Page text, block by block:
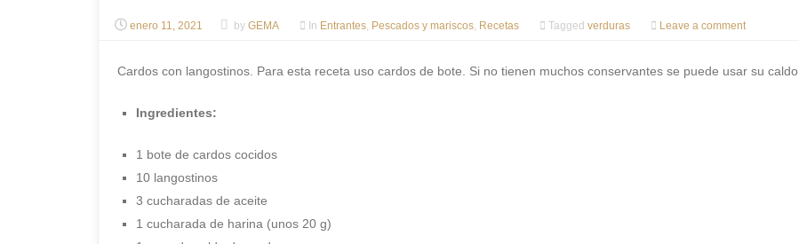
enero 11, 2021 by GEMA In Entrantes, Pescados y mariscos, Recetas Tagged verduras Leave a comment
Cardos con langostinos. Para esta receta uso cardos de bote. Si no tienen muchos conservantes se puede usar su caldo.
Ingredientes:
1 bote de cardos cocidos
10 langostinos
3 cucharadas de aceite
1 cucharada de harina (unos 20 g)